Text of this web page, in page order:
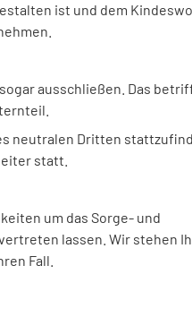
ist und dem
ausschließen. Das
neutralen Dritten
statt.
um das Sorge- und
lassen. Wir stehen
Fall.